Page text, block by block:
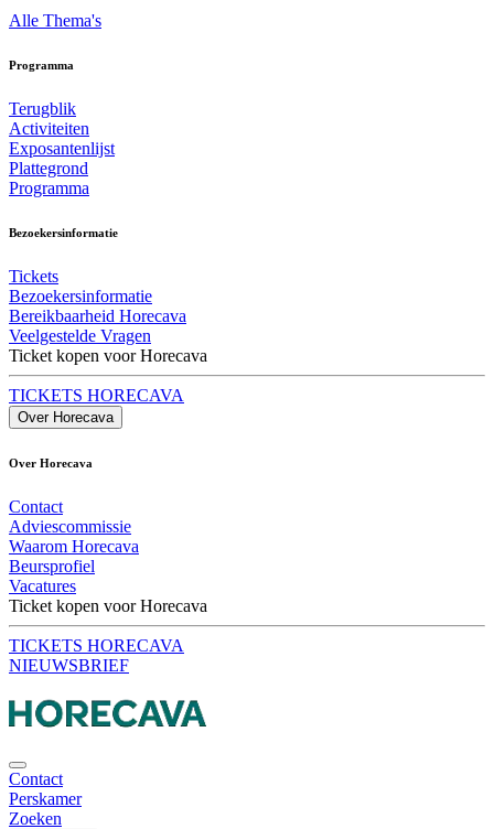
Alle Thema's
Programma
Terugblik
Activiteiten
Exposantenlijst
Plattegrond
Programma
Bezoekersinformatie
Tickets
Bezoekersinformatie
Bereikbaarheid Horecava
Veelgestelde Vragen
Ticket kopen voor Horecava
TICKETS HORECAVA
Over Horecava
Over Horecava
Contact
Adviescommissie
Waarom Horecava
Beursprofiel
Vacatures
Ticket kopen voor Horecava
TICKETS HORECAVA
NIEUWSBRIEF
Contact
Perskamer
Zoeken